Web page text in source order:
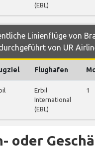
(EBL)
Linienflüge von
von UR
Flughafen
Erbil
International
(EBL)
1
oder